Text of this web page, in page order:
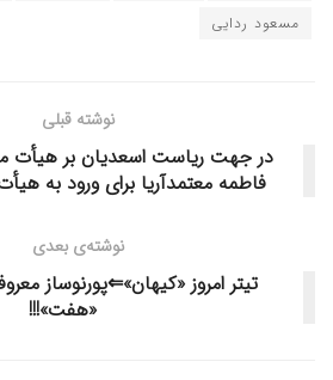
مسعود ردایی
نوشته قبلی
در جهت ریاست اسعدیان بر هیأت
فاطمه معتمدآریا برای ورود به
نوشته‌ی بعدی
تیتر امروز «کیهان»⇐پورنوساز
«هفت»!!!